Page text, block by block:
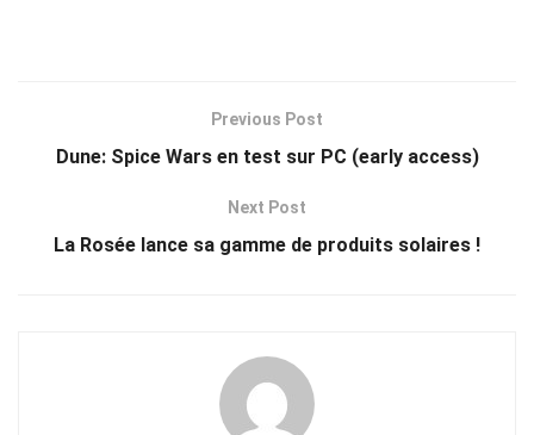
Previous Post
Dune: Spice Wars en test sur PC (early access)
Next Post
La Rosée lance sa gamme de produits solaires !